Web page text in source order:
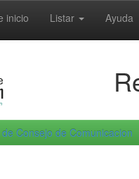
inicio Listar Ayuda
Consejo de Comunicacion